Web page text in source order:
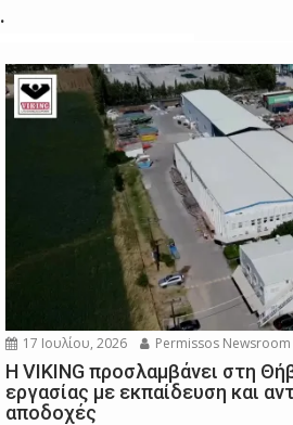
.
17 Ιουλίου, 2026 Permissos Newsroom
Η VIKING προσλαμβάνει στη
εργασίας με εκπαίδευση και
αποδοχές